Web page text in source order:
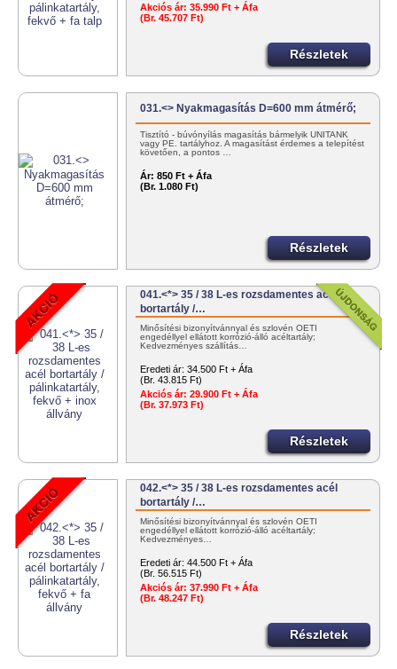
Akciós ár: 35.990 Ft + Áfa
(Br. 45.707 Ft)
Részletek
031.<> Nyakmagasítás D=600 mm átmérő;
Tisztító - búvónyílás magasítás bármelyik UNITANK
vagy PE. tartályhoz. A magasítást érdemes a telepítést
követően, a pontos …
Ár: 850 Ft + Áfa
(Br. 1.080 Ft)
Részletek
041.<*> 35 / 38 L-es rozsdamentes acél
bortartály /…
Minősítési bizonyítvánnyal és szlovén OÉTI
engedéllyel ellátott korrózió-álló acéltartály;
Kedvezményes szállítás…
Eredeti ár: 34.500 Ft + Áfa
(Br. 43.815 Ft)
Akciós ár: 29.900 Ft + Áfa
(Br. 37.973 Ft)
Részletek
042.<*> 35 / 38 L-es rozsdamentes acél
bortartály /…
Minősítési bizonyítvánnyal és szlovén OÉTI
engedéllyel ellátott korrózió-álló acéltartály;
Kedvezményes…
Eredeti ár: 44.500 Ft + Áfa
(Br. 56.515 Ft)
Akciós ár: 37.990 Ft + Áfa
(Br. 48.247 Ft)
Részletek